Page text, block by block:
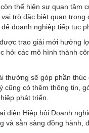
thể hiện sự quan tâm
trò đặc biệt quan
doanh nghiệp tiếp tục
trao giải mới hưởng
hỏi các mô hình thành
thưởng sẽ góp phần
cũng có thêm thông tin,
phát triển.
diện Hiệp hội Doanh
và sẵn sàng đồng hành,